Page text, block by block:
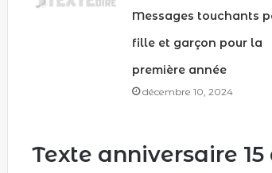
Messages touchants
fille et garçon pour la
première année
décembre 10, 2024
Texte anniversaire